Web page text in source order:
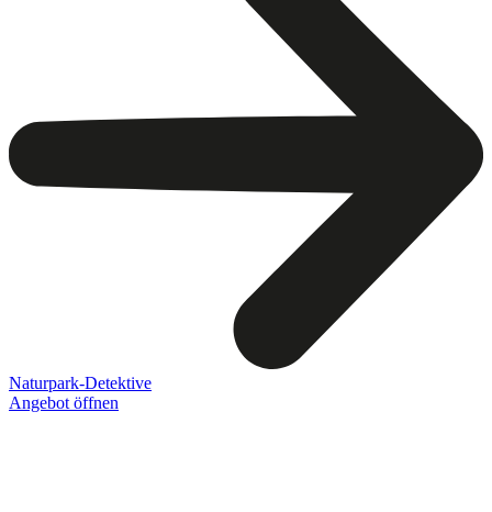
Naturpark-Detektive
Angebot öffnen